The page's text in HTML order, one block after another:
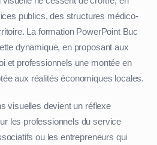
publics, des structures médico-
La formation PowerPoint Buc
dynamique, en proposant aux
et professionnels une montée en
aux réalités économiques locales.
visuelles devient un réflexe
les professionnels du service
ou les entrepreneurs qui